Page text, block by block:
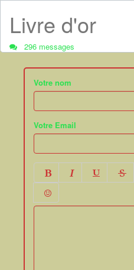
Livre d'or
296 messages
Votre nom
Votre Email